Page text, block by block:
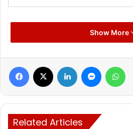
Show More
Facebook LinkedIn Messenger
Related Articles